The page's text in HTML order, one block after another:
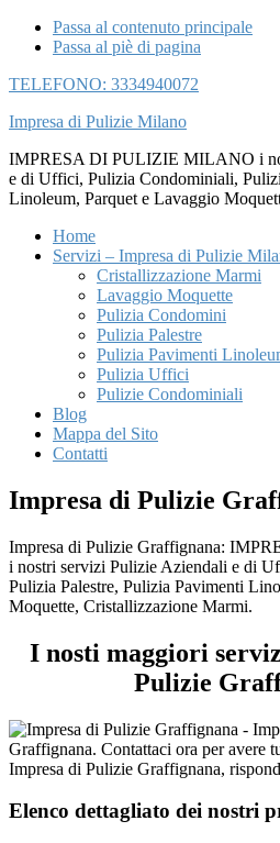
Passa al contenuto principale
Passa al piè di pagina
TELEFONO: 3334940072
Impresa di Pulizie Milano
IMPRESA DI PULIZIE MILANO i
e di Uffici, Pulizia Condominiali,
Linoleum, Parquet e Lavaggio
Home
Servizi – Impresa di Pulizie
Cristallizzazione Marmi
Lavaggio Moquette
Pulizia Condomini
Pulizia Palestre
Pulizia Pavimenti
Pulizia Uffici
Pulizie Condominiali
Blog
Mappa del Sito
Contatti
Impresa di Pulizie
Impresa di Pulizie Graffignana:
i nostri servizi Pulizie Aziendali e di
Pulizia Palestre, Pulizia Pavimenti
Moquette, Cristallizzazione Marmi.
I nosti maggiori
Pulizie
Elenco dettagliato dei nostri